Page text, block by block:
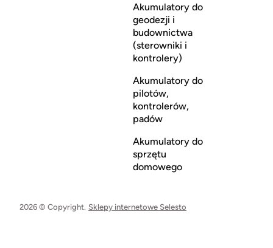
Akumulatory do
geodezji i
budownictwa
(sterowniki i
kontrolery)
Akumulatory do
pilotów,
kontrolerów,
padów
Akumulatory do
sprzętu
domowego
2026 © Copyright. Sklepy internetowe Selesto